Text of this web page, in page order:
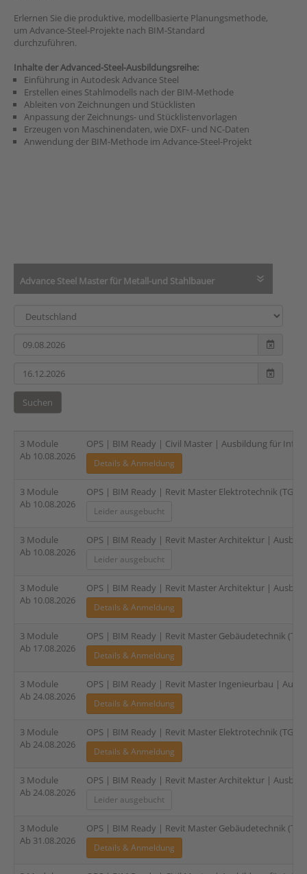
Erlernen Sie die produktive, modellbasierte Planungsmethode,
um Advance-Steel-Projekte nach BIM-Standard
durchzuführen.
Inhalte der Advanced-Steel-Ausbildungsreihe:
Einführung in Autodesk Advance Steel
Erstellen eines Stahlmodells nach der BIM-Methode
Ableiten von Zeichnungen und Stücklisten
Anpassung der Zeichnungs- und Stücklistenvorlagen
Erzeugen von Maschinendaten, wie DXF- und NC-Daten
Anwendung der BIM-Methode im Advance-Steel-Projekt
Advance Steel Master für Metall-und Stahlbauer
Suchen
3 Module
Ab 10.08.2026
OPS | BIM Ready | Civil Master | Ausbildung für
Details & Anmeldung
3 Module
Ab 10.08.2026
OPS | BIM Ready | Revit Master Elektrotechnik
Leider ausgebucht
3 Module
Ab 10.08.2026
OPS | BIM Ready | Revit Master Architektur |
Leider ausgebucht
3 Module
Ab 10.08.2026
OPS | BIM Ready | Revit Master Architektur |
Details & Anmeldung
3 Module
Ab 17.08.2026
OPS | BIM Ready | Revit Master Gebäudetechnik
Details & Anmeldung
3 Module
Ab 24.08.2026
OPS | BIM Ready | Revit Master Ingenieurbau |
Details & Anmeldung
3 Module
Ab 24.08.2026
OPS | BIM Ready | Revit Master Elektrotechnik
Details & Anmeldung
3 Module
Ab 24.08.2026
OPS | BIM Ready | Revit Master Architektur |
Leider ausgebucht
3 Module
Ab 31.08.2026
OPS | BIM Ready | Revit Master Gebäudetechnik
Details & Anmeldung